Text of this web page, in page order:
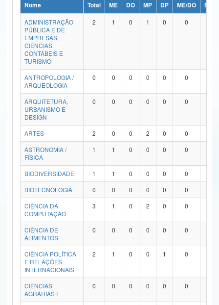
Ministério da Ciência, Tecnologia, Inovações e Comunicações
Ministério do Meio Ambiente
Ministério do Turismo
Ministério do Desenvolvimento Regional
Controladoria-Geral da União
Ministério da Mulher, da Família e dos Direitos Humanos
Secretaria de Governo
Advocacia-Geral da União
Banco Central do Brasil
Nome Total ME DO MP DP ME/DO
MP/
ADMINISTRAÇÃO
PÚBLICA E DE
EMPRESAS,
CIÊNCIAS
CONTÁBEIS E
TURISMO
2 1 0 1 0 0
ANTROPOLOGIA /
ARQUEOLOGIA
0 0 0 0 0 0
ARQUITETURA,
URBANISMO E
DESIGN
0 0 0 0 0 0
ARTES 2 0 0 2 0 0
ASTRONOMIA /
FÍSICA
1 1 0 0 0 0
BIODIVERSIDADE 1 1 0 0 0 0
BIOTECNOLOGIA
0 0 0 0 0 0
CIÊNCIA DA
COMPUTAÇÃO
3 1 0 2 0 0
CIÊNCIA DE
ALIMENTOS
0 0 0 0 0 0
CIÊNCIA POLÍTICA
E RELAÇÕES
INTERNACIONAIS
2 1 0 0 1 0
CIÊNCIAS
AGRÁRIAS I
0 0 0 0 0 0